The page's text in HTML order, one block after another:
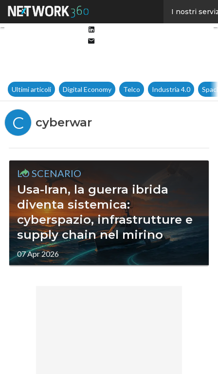
I nostri
Ultimi articoli Digital Economy Telco Industria 4.0
C cyberwar
LO SCENARIO
Usa-Iran, la guerra ibrida
diventa sistemica:
cyberspazio, infrastrutture e
supply chain nel mirino
07 Apr 2026